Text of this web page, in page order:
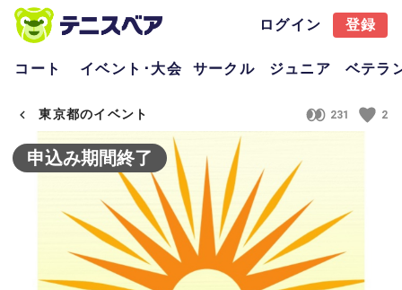
ログイン 登録
コート イベント･大会 サークル ジュニア ベテラ
東京都のイベント 231 2
申込み期間終了